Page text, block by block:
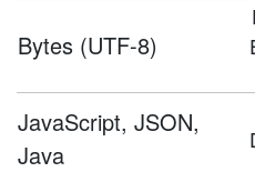
Bytes (UTF-8)
JavaScript, JSON,
Java